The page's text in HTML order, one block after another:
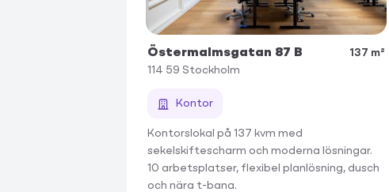
Östermalmsgatan 87 B
137 m²
114 59 Stockholm
Kontor
Kontorslokal på 137 kvm med
sekelskiftescharm och moderna lösningar.
10 arbetsplatser, flexibel planlösning, dusch
och nära t-bana.